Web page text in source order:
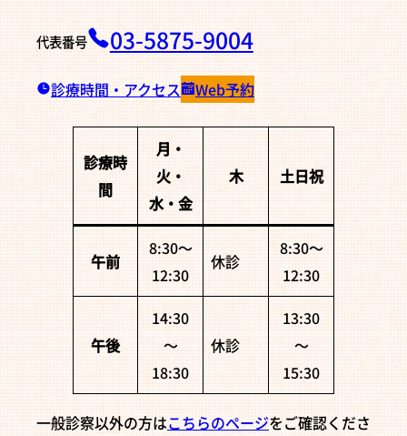
代表番号 03-5875-9004
診療時間・アクセス Web予約
診療時
間
月・
火・
水・金
木 土日祝
午前
8:30〜
12:30
休診
8:30〜
12:30
午後
14:30
〜
18:30
休診
13:30
〜
15:30
一般診察以外の方はこちらのページをご確認くださ